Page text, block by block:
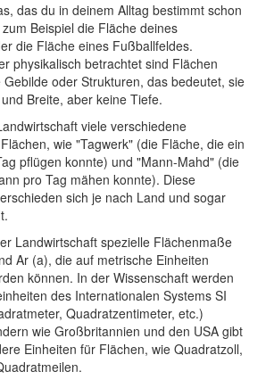
das du in deinem Alltag bestimmt schon
Beispiel die Fläche deines
die Fläche eines Fußballfeldes.
physikalisch betrachtet sind Flächen
oder Strukturen, das bedeutet, sie
Breite, aber keine Tiefe.
viele verschiedene
wie "Tagwerk" (die Fläche, die ein
pflügen konnte) und "Mann-Mahd" (die
pro Tag mähen konnte). Diese
sich je nach Land und sogar
Landwirtschaft spezielle Flächenmaße
Ar (a), die auf metrische Einheiten
können. In der Wissenschaft werden
des Internationalen Systems SI
Quadratzentimeter, etc.)
wie Großbritannien und den USA gibt
Einheiten für Flächen, wie Quadratzoll,